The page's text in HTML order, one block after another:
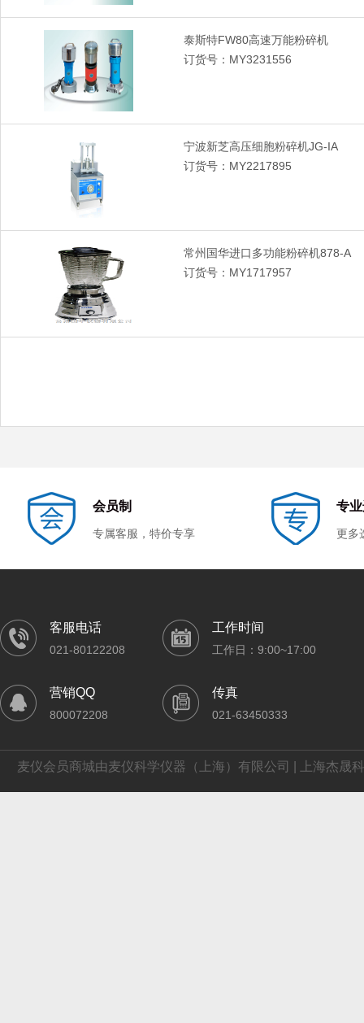
泰斯特FW80高速万能粉碎机
订货号：MY3231556
宁波新芝高压细胞粉碎机JG-IA
订货号：MY2217895
常州国华进口多功能粉碎机878-A
订货号：MY1717957
会员制
专属客服，特价专享
专
更多
客服电话
021-80122208
工作时间
工作日：9:00~17:00
营销QQ
800072208
传真
021-63450333
麦仪会员商城由麦仪科学仪器（上海）有限公司 | 上海杰